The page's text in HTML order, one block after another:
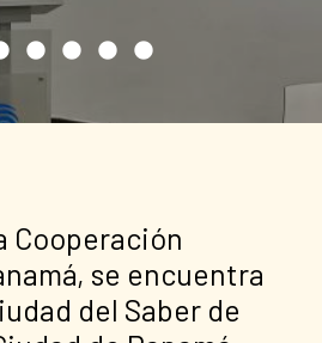
Cooperación
se encuentra
del Saber de